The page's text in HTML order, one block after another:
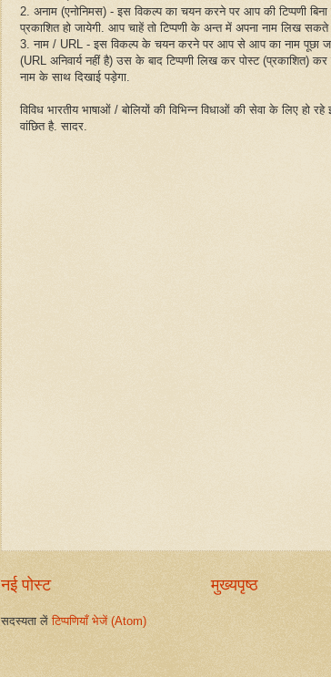
2. अनाम (एनोनिमस) - इस विकल्प का चयन करने पर आप की टिप्पणी
प्रकाशित हो जायेगी. आप चाहें तो टिप्पणी के अन्त में अपना नाम लिख सकते
3. नाम / URL - इस विकल्प के चयन करने पर आप से आप का नाम पूछा
(URL अनिवार्य नहीं है) उस के बाद टिप्पणी लिख कर पोस्ट
नाम के साथ दिखाई पड़ेगा.
विविध भारतीय भाषाओं / बोलियों की विभिन्न विधाओं की सेवा के लिए हो
वांछित है. सादर.
नई पोस्ट मुख्यपृष्ठ
सदस्यता लेंटिप्पणियाँ भेजें (Atom)